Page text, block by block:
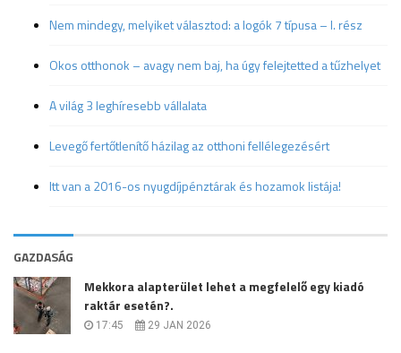
Nem mindegy, melyiket választod: a logók 7 típusa – I. rész
Okos otthonok – avagy nem baj, ha úgy felejtetted a tűzhelyet
A világ 3 leghíresebb vállalata
Levegő fertőtlenítő házilag az otthoni fellélegezésért
Itt van a 2016-os nyugdíjpénztárak és hozamok listája!
GAZDASÁG
Mekkora alapterület lehet a megfelelő egy kiadó
raktár esetén?.
17:45 29 JAN 2026